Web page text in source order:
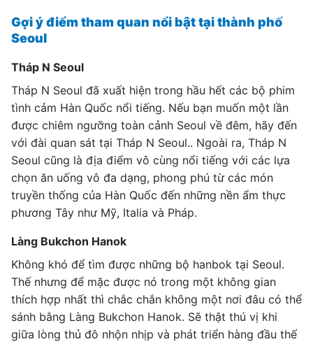
Gợi ý điểm tham quan nổi bật tại thành phố
Seoul
Tháp N Seoul
Tháp N Seoul đã xuất hiện trong hầu hết các bộ phim
tình cảm Hàn Quốc nổi tiếng. Nếu bạn muốn một lần
được chiêm ngưỡng toàn cảnh Seoul về đêm, hãy đến
với đài quan sát tại Tháp N Seoul.. Ngoài ra, Tháp N
Seoul cũng là địa điểm vô cùng nổi tiếng với các lựa
chọn ăn uống vô đa dạng, phong phú từ các món
truyền thống của Hàn Quốc đến những nền ẩm thực
phương Tây như Mỹ, Italia và Pháp.
Làng Bukchon Hanok
Không khó để tìm được những bộ hanbok tại Seoul.
Thế nhưng để mặc được nó trong một không gian
thích hợp nhất thì chắc chắn không một nơi đâu có thể
sánh bằng Làng Bukchon Hanok. Sẽ thật thú vị khi
giữa lòng thủ đô nhộn nhịp và phát triển hàng đầu thế